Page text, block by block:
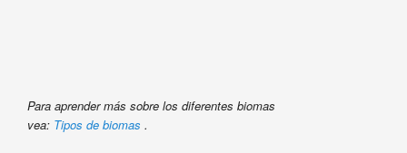
Para aprender más sobre los diferentes biomas
vea: Tipos de biomas .